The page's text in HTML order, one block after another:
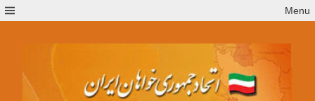
to
Menu